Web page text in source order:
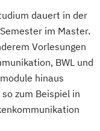
dauert in der
im Master.
Vorlesungen
BWL und
hinaus
zum Beispiel in